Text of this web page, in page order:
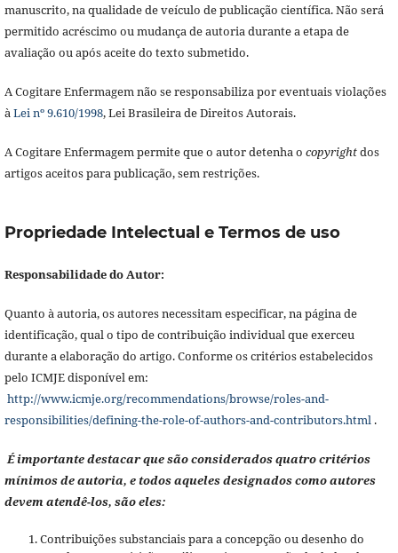
manuscrito, na qualidade de veículo de publicação científica. Não será
permitido acréscimo ou mudança de autoria durante a etapa de
avaliação ou após aceite do texto submetido.
A Cogitare Enfermagem não se responsabiliza por eventuais violações
àLei nº 9.610/1998, Lei Brasileira de Direitos Autorais.
A Cogitare Enfermagem permite que o autor detenha o copyrightdos
artigos aceitos para publicação, sem restrições.
Propriedade Intelectual e Termos de uso
Responsabilidade do Autor:
Quanto à autoria, os autores necessitam especificar, na página de
identificação, qual o tipo de contribuição individual que exerceu
durante a elaboração do artigo. Conforme os critérios estabelecidos
pelo ICMJE disponível em:
http://www.icmje.org/recommendations/browse/roles-and-
responsibilities/defining-the-role-of-authors-and-contributors.html.
É importante destacar que são considerados quatro critérios
mínimos de autoria, e todos aqueles designados como autores
devem atendê-los, são eles:
Contribuições substanciais para a concepção ou desenho do